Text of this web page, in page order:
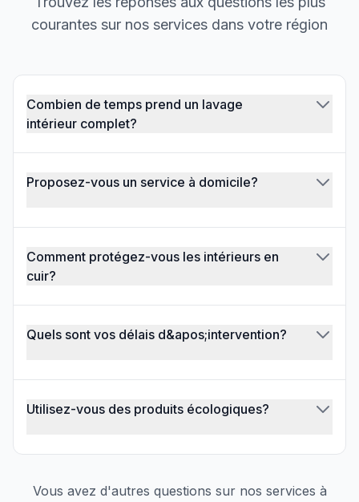
courantes sur nos services dans votre région
Combien de temps prend un lavage
intérieur complet?
Proposez-vous un service à domicile?
Comment protégez-vous les intérieurs en
cuir?
Quels sont vos délais d&apos;intervention?
Utilisez-vous des produits écologiques?
Vous avez d'autres questions sur nos services à